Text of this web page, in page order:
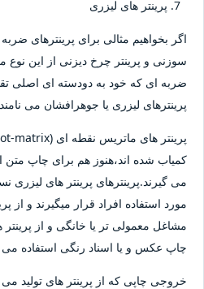
پرینتر های لیزری
اگر بخواهیم مثالی برای پرینترهای ضربه
سوزنی و پرینتر چرخ دیزنی از این نوع
ضربه ای که خود به دودسته ای اصلی
پرینترهای لیزری یا جوهرافشان می
کمیاب شده اند،هنوز هم برای چاپ متن
می گیرند.پرینترهای پرینتر های لیزری
مورد استفاده افراد قرار میگیرند و از
مشاغل معمولی تر یا خانگی و از پرینتر
چاپ عکس و یا اسناد رنگی استفاده
خروجی چاپی که از پرینتر های تولید